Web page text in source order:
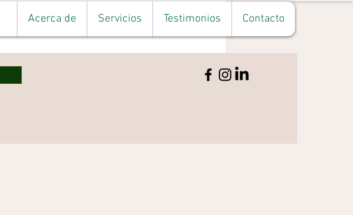
Acerca de Servicios Testimonios Contacto